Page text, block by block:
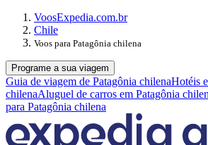
VoosExpedia.com.br
Chile
Voos para Patagônia chilena
Programe a sua viagem
Guia de viagem de Patagônia chilenaHotéis
chilenaAluguel de carros em Patagônia
para Patagônia chilena